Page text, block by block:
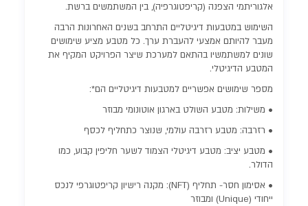
אלגוריתמי הצפנה (קריפטוגרפיה), בין המשתמשים ברשת.
השימוש במטבעות דיגיטליים התרחב בשנים האחרונות הרבה
מעבר להיותם אמצעי להעברת ערך. כל מטבע מציע שימושים
שונים למשתמשיו בהתאם למערכת שיצר הפרויקט המקיף את
המטבע הדיגיטלי.
מספר שימושים אפשריים למטבעות דיגיטליים הם*:
• משילות: מטבע השולט בארגון אוטונומי מבוזר
• רזרבה: מטבע רזרבה עולמי, שנוצר כתחליף לכסף
• מטבע יציב: מטבע דיגיטלי הצמוד לשער חליפין קבוע, כמו
הדולר.
• אסימון חסר- תחליף (NFT): מקנה רישיון קריפטוגרפי לנכס
ייחודי (Unique) ומבוזר